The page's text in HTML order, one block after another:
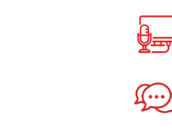
Выставочный
ОАО